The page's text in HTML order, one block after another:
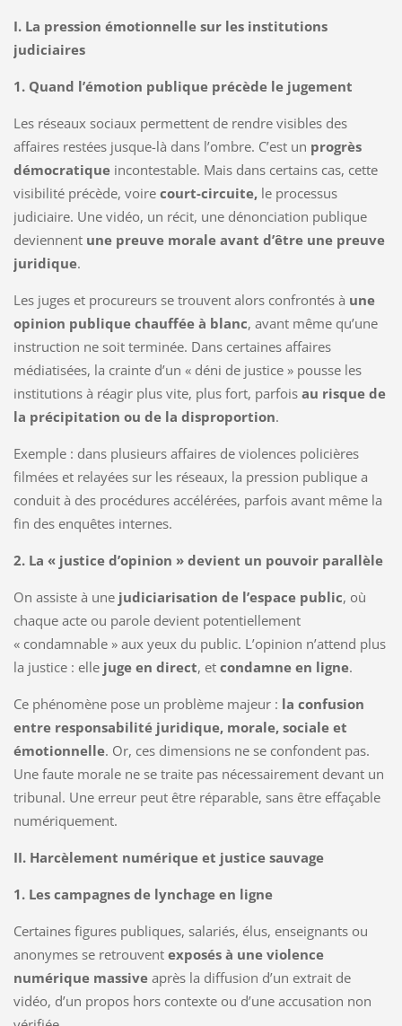
I. La pression émotionnelle sur les institutions
judiciaires
1. Quand l’émotion publique précède le jugement
Les réseaux sociaux permettent de rendre visibles des
affaires restées jusque-là dans l’ombre. C’est un progrès
démocratiqueincontestable. Mais dans certains cas, cette
visibilité précède, voire court-circuite,le processus
judiciaire. Une vidéo, un récit, une dénonciation publique
deviennent une preuve morale avant d’être une preuve
juridique.
Les juges et procureurs se trouvent alors confrontés à une
opinion publique chauffée à blanc, avant même qu’une
instruction ne soit terminée. Dans certaines affaires
médiatisées, la crainte d’un « déni de justice » pousse les
institutions à réagir plus vite, plus fort, parfois au risque de
la précipitation ou de la disproportion.
Exemple : dans plusieurs affaires de violences policières
filmées et relayées sur les réseaux, la pression publique a
conduit à des procédures accélérées, parfois avant même la
fin des enquêtes internes.
2. La « justice d’opinion » devient un pouvoir parallèle
On assiste à une judiciarisation de l’espace public, où
chaque acte ou parole devient potentiellement
« condamnable » aux yeux du public. L’opinion n’attend plus
la justice : elle juge en direct, et condamne en ligne.
Ce phénomène pose un problème majeur : la confusion
entre responsabilité juridique, morale, sociale et
émotionnelle. Or, ces dimensions ne se confondent pas.
Une faute morale ne se traite pas nécessairement devant un
tribunal. Une erreur peut être réparable, sans être effaçable
numériquement.
II. Harcèlement numérique et justice sauvage
1. Les campagnes de lynchage en ligne
Certaines figures publiques, salariés, élus, enseignants ou
anonymes se retrouvent exposés à une violence
numérique massiveaprès la diffusion d’un extrait de
vidéo, d’un propos hors contexte ou d’une accusation non